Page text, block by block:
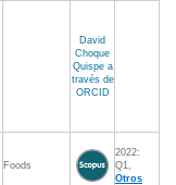
David
Choque
Quispe a
través de
ORCID
Foods
2022:
Q1,
Otros